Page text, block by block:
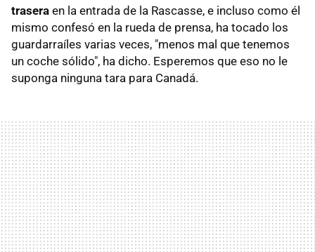
trasera en la entrada de la Rascasse, e incluso como él
mismo confesó en la rueda de prensa, ha tocado los
guardarraíles varias veces, "menos mal que tenemos
un coche sólido", ha dicho. Esperemos que eso no le
suponga ninguna tara para Canadá.